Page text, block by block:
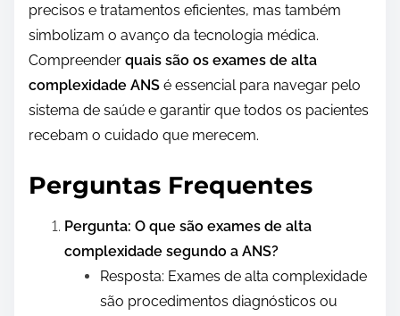
precisos e tratamentos eficientes, mas também
simbolizam o avanço da tecnologia médica.
Compreender quais são os exames de alta
complexidade ANS é essencial para navegar pelo
sistema de saúde e garantir que todos os pacientes
recebam o cuidado que merecem.
Perguntas Frequentes
Pergunta: O que são exames de alta
complexidade segundo a ANS?
Resposta: Exames de alta complexidade
são procedimentos diagnósticos ou